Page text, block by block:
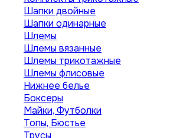
Шапки двойные
Шапки одинарные
Шлемы
Шлемы вязанные
Шлемы трикотажные
Шлемы флисовые
Нижнее белье
Боксеры
Майки, Футболки
Топы, Бюстье
Трусы